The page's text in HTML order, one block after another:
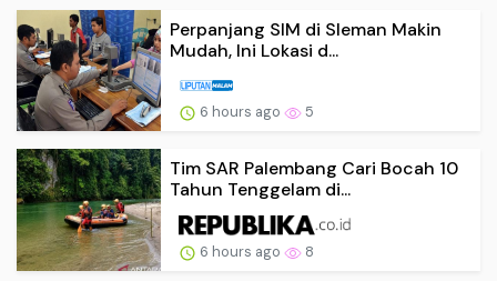
Perpanjang SIM di Sleman Makin
Mudah, Ini Lokasi d...
6 hours ago 5
Tim SAR Palembang Cari Bocah 10
Tahun Tenggelam di...
6 hours ago 8